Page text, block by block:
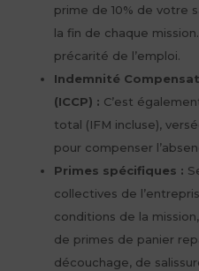
prime de 10% de votre
la fin de chaque
précarité de l’emploi.
Indemnité
(ICCP) : C’est
total (IFM incluse),
pour compenser
Primes spécifiques :
collectives de
conditions de la
de primes de panier
découchage, de